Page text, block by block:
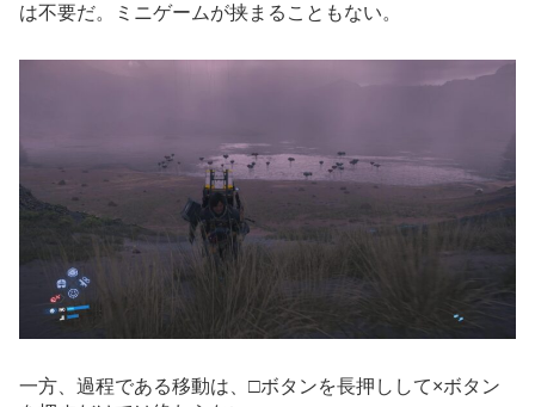
は不要だ。ミニゲームが挟まることもない。
一方、過程である移動は、□ボタンを長押しして×ボタン